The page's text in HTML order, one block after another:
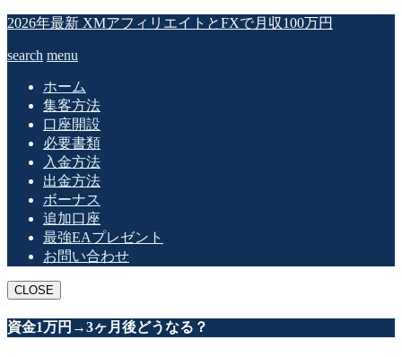
2026年最新 XMアフィリエイトとFXで月収100万円
search menu
ホーム
集客方法
口座開設
必要書類
入金方法
出金方法
ボーナス
追加口座
最強EAプレゼント
お問い合わせ
CLOSE
資金1万円→3ヶ月後どうなる？